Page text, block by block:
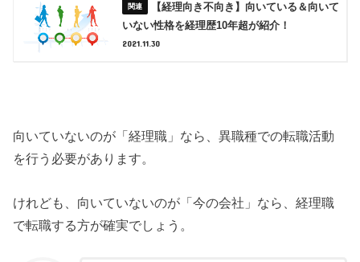
【経理向き不向き】向いている＆向いて
いない性格を経理歴10年超が紹介！
2021.11.30
向いていないのが「経理職」なら、異職種での転職活動
を行う必要があります。
けれども、向いていないのが「今の会社」なら、経理職
で転職する方が確実でしょう。